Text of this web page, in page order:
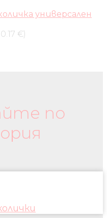
универсален
€)
по